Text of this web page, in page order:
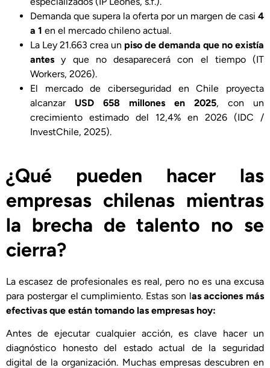
Demanda que supera la oferta por un margen de casi 4
a 1 en el mercado chileno actual.
La Ley 21.663 crea un piso de demanda que no existía
antes y que no desaparecerá con el tiempo (IT
Workers, 2026).
El mercado de ciberseguridad en Chile proyecta
alcanzar USD 658 millones en 2025, con un
crecimiento estimado del 12,4% en 2026 (IDC /
InvestChile, 2025).
¿Qué pueden hacer las
empresas chilenas mientras
la brecha de talento no se
cierra?
La escasez de profesionales es real, pero no es una excusa
para postergar el cumplimiento. Estas son las acciones más
efectivas que están tomando las empresas hoy:
Antes de ejecutar cualquier acción, es clave hacer un
diagnóstico honesto del estado actual de la seguridad
digital de la organización. Muchas empresas descubren en